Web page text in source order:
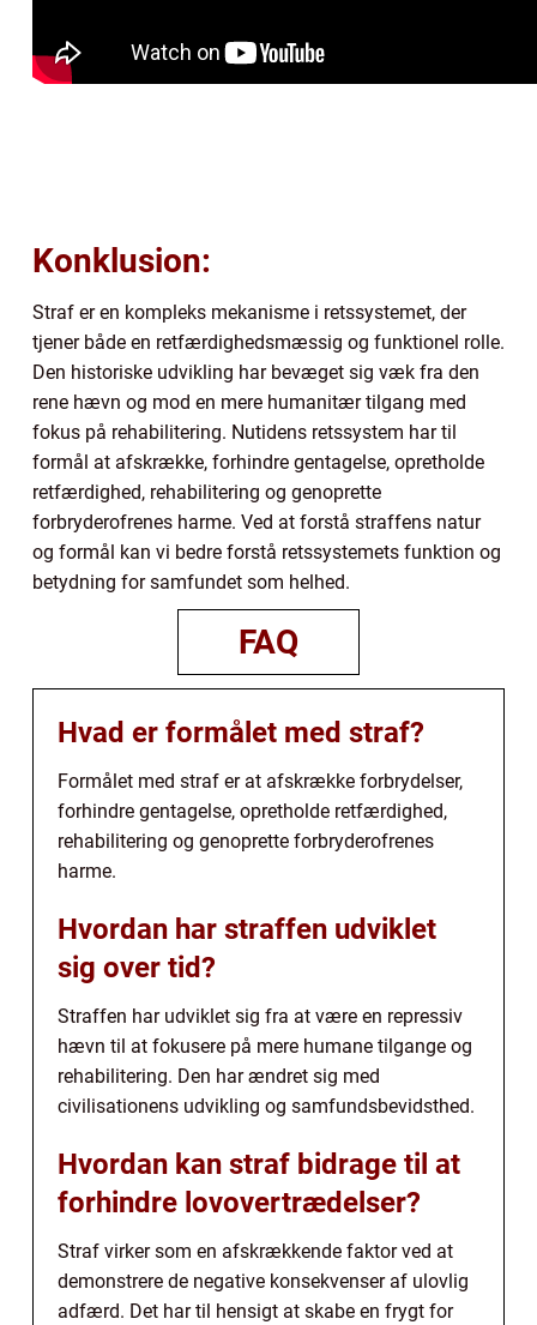
Konklusion:
Straf er en kompleks mekanisme i retssystemet, der
tjener både en retfærdighedsmæssig og funktionel rolle.
Den historiske udvikling har bevæget sig væk fra den
rene hævn og mod en mere humanitær tilgang med
fokus på rehabilitering. Nutidens retssystem har til
formål at afskrække, forhindre gentagelse, opretholde
retfærdighed, rehabilitering og genoprette
forbryderofrenes harme. Ved at forstå straffens natur
og formål kan vi bedre forstå retssystemets funktion og
betydning for samfundet som helhed.
FAQ
Hvad er formålet med straf?
Formålet med straf er at afskrække forbrydelser,
forhindre gentagelse, opretholde retfærdighed,
rehabilitering og genoprette forbryderofrenes
harme.
Hvordan har straffen udviklet
sig over tid?
Straffen har udviklet sig fra at være en repressiv
hævn til at fokusere på mere humane tilgange og
rehabilitering. Den har ændret sig med
civilisationens udvikling og samfundsbevidsthed.
Hvordan kan straf bidrage til at
forhindre lovovertrædelser?
Straf virker som en afskrækkende faktor ved at
demonstrere de negative konsekvenser af ulovlig
adfærd. Det har til hensigt at skabe en frygt for